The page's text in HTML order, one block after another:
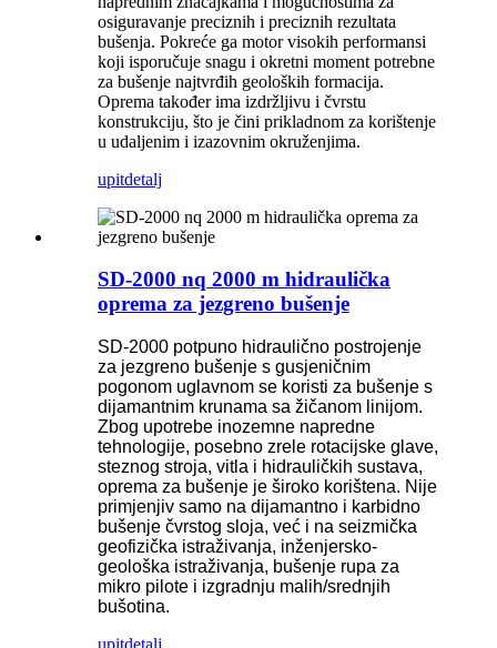
osiguravanje preciznih i preciznih rezultata
bušenja. Pokreće ga motor visokih performansi
koji isporučuje snagu i okretni moment potrebne
za bušenje najtvrđih geoloških formacija.
Oprema također ima izdržljivu i čvrstu
konstrukciju, što je čini prikladnom za korištenje
u udaljenim i izazovnim okruženjima.
upitdetalj
SD-2000 nq 2000 m hidraulička
oprema za jezgreno bušenje
SD-2000 potpuno hidraulično postrojenje
za jezgreno bušenje s gusjeničnim
pogonom uglavnom se koristi za bušenje s
dijamantnim krunama sa žičanom linijom.
Zbog upotrebe inozemne napredne
tehnologije, posebno zrele rotacijske glave,
steznog stroja, vitla i hidrauličkih sustava,
oprema za bušenje je široko korištena. Nije
primjenjiv samo na dijamantno i karbidno
bušenje čvrstog sloja, već i na seizmička
geofizička istraživanja, inženjersko-
geološka istraživanja, bušenje rupa za
mikro pilote i izgradnju malih/srednjih
bušotina.